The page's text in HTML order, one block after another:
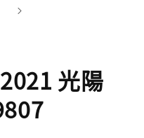
光陽